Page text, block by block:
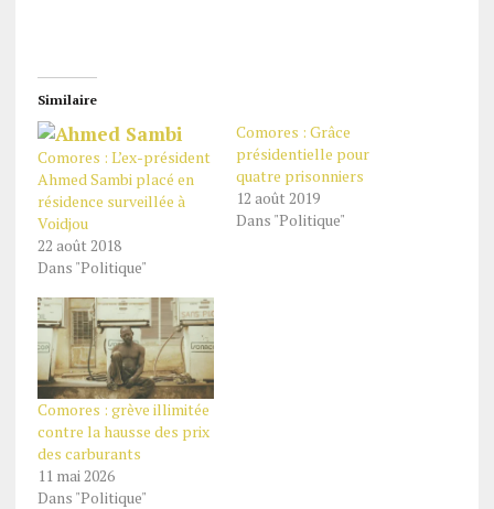
Similaire
Comores : L’ex-président
Ahmed Sambi placé en
résidence surveillée à
Voidjou
22 août 2018
Dans "Politique"
Comores : Grâce
présidentielle pour
quatre prisonniers
12 août 2019
Dans "Politique"
Comores : grève illimitée
contre la hausse des prix
des carburants
11 mai 2026
Dans "Politique"